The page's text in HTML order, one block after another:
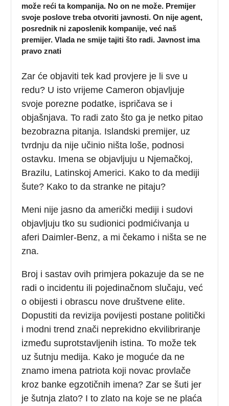
može reći ta kompanija. No on ne može. Premijer
svoje poslove treba otvoriti javnosti. On nije agent,
posrednik ni zaposlenik kompanije, već naš
premijer. Vlada ne smije tajiti što radi. Javnost ima
pravo znati
Zar će objaviti tek kad provjere je li sve u
redu? U isto vrijeme Cameron objavljuje
svoje porezne podatke, ispričava se i
objašnjava. To radi zato što ga je netko pitao
bezobrazna pitanja. Islandski premijer, uz
tvrdnju da nije učinio ništa loše, podnosi
ostavku. Imena se objavljuju u Njemačkoj,
Brazilu, Latinskoj Americi. Kako to da mediji
šute? Kako to da stranke ne pitaju?
Meni nije jasno da američki mediji i sudovi
objavljuju tko su sudionici podmićivanja u
aferi Daimler-Benz, a mi čekamo i ništa se ne
zna.
Broj i sastav ovih primjera pokazuje da se ne
radi o incidentu ili pojedinačnom slučaju, već
o obijesti i obrascu nove društvene elite.
Dopustiti da revizija povijesti postane politički
i modni trend znači neprekidno ekvilibriranje
između suprotstavljenih istina. To može tek
uz šutnju medija. Kako je moguće da ne
znamo imena patriota koji novac provlače
kroz banke egzotičnih imena? Zar se šuti jer
je šutnja zlato? I to zlato na koje se ne plaća